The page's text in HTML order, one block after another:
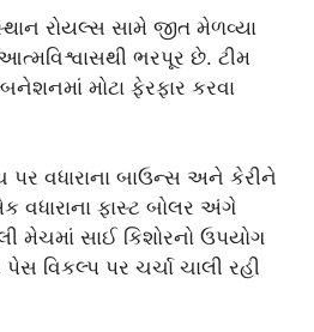
રોયલ્સ સામે જીત મેળવ્યા
ભરપૂર છે. ટીમ
મોટા ફેરફાર કરવા
પર વધારાના બાઉન્સ અને કેરીને
વધારાના ફાસ્ટ બોલર અંગે
મેચમાં સાઈ કિશોરનો ઉપયોગ
વિકલ્પ પર ચર્ચા ચાલી રહી